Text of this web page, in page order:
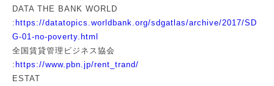
DATA THE BANK WORLD
:https://datatopics.worldbank.org/sdgatlas/archive/2017/SD
G-01-no-poverty.html
全国賃貸管理ビジネス協会
:https://www.pbn.jp/rent_trand/
ESTAT